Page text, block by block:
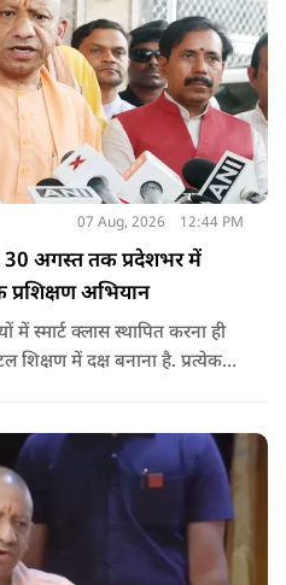
07 Aug, 2026 12:44 PM
30 अगस्त तक प्रदेशभर में
प्रशिक्षण अभियान
में स्मार्ट क्लास स्थापित करना ही
शिक्षण में दक्ष बनाना है. प्रत्येक